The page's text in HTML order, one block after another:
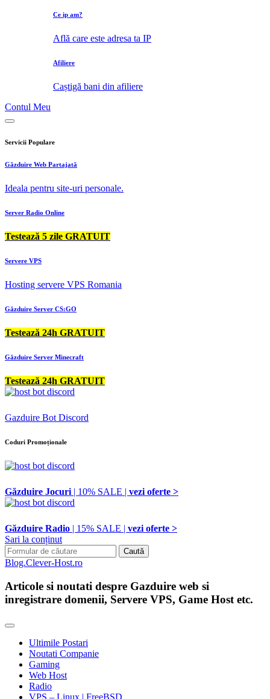
Ce ip am?
Află care este adresa ta IP
Afiliere
Caștigă bani din afiliere
Contul Meu
Servicii Populare
Găzduire Web Partajată
Ideala pentru site-uri personale.
Server Radio Online
Testează 5 zile GRATUIT
Servere VPS
Hosting servere VPS Romania
Găzduire Server CS:GO
Testează 24h GRATUIT
Găzduire Server Minecraft
Testează 24h GRATUIT
Gazduire Bot Discord
Coduri Promoționale
Găzduire Jocuri | 10% SALE | vezi oferte >
Găzduire Radio | 15% SALE | vezi oferte >
Sari la conținut
Search
for:
Blog.Clever-Host.ro
Articole si noutati despre Gazduire web si
inregistrare domenii, Servere VPS, Game Host etc.
Ultimile Postari
Noutati Companie
Gaming
Web Host
Radio